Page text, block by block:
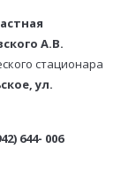
А.В.
стационара
ул.
644- 006